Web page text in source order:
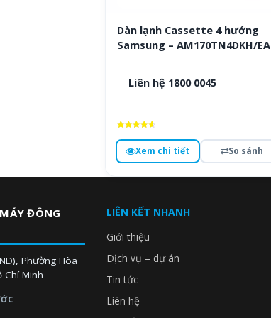
Dàn lạnh Cassette 4 hướng
Samsung – AM170TN4DKH/EA
Liên hệ 1800 0045
hạng
4.8
5 saoXem chi tiết So sánh
ĐÔNG
Phường Hòa
Chí Minh
LIÊN KẾT NHANH
Giới thiệu
Dịch vụ – dự án
Tin tức
Liên hệ